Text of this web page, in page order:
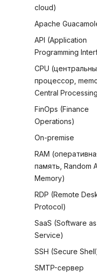
cloud)
Apache
API (Application
Programming
CPU
процессор,
Central
FinOps (Finance
Operations)
On-premise
RAM
память, Random
Memory)
RDP (Remote
Protocol)
SaaS (Software
Service)
SSH (Secure
SMTP-сервер